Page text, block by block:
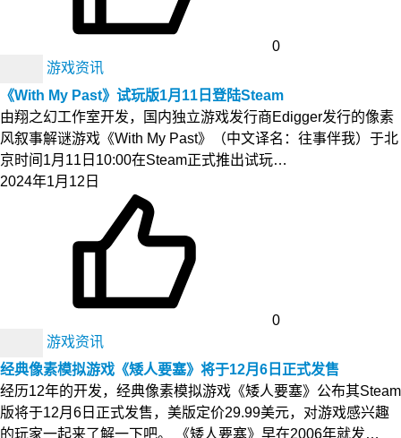
0
游戏资讯
《With My Past》试玩版1月11日登陆Steam
由翔之幻工作室开发，国内独立游戏发行商Edigger发行的像素
风叙事解谜游戏《With My Past》（中文译名：往事伴我）于北
京时间1月11日10:00在Steam正式推出试玩…
2024年1月12日
0
游戏资讯
经典像素模拟游戏《矮人要塞》将于12月6日正式发售
经历12年的开发，经典像素模拟游戏《矮人要塞》公布其Steam
版将于12月6日正式发售，美版定价29.99美元，对游戏感兴趣
的玩家一起来了解一下吧。 《矮人要塞》早在2006年就发…